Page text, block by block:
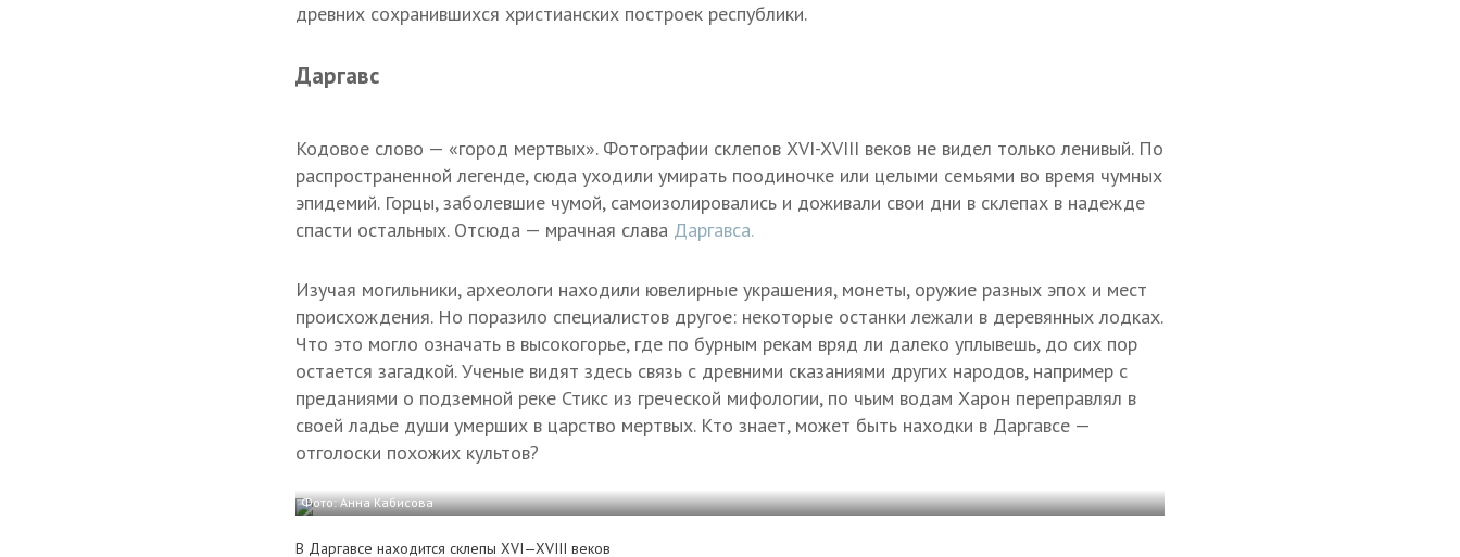
древних сохранившихся христианских построек республики.
Даргавс
Кодовое слово — «город мертвых». Фотографии склепов XVI-XVIII веков не видел только ленивый. По
распространенной легенде, сюда уходили умирать поодиночке или целыми семьями во время чумных
эпидемий. Горцы, заболевшие чумой, самоизолировались и доживали свои дни в склепах в надежде
спасти остальных. Отсюда — мрачная слава Даргавса.
Изучая могильники, археологи находили ювелирные украшения, монеты, оружие разных эпох и мест
происхождения. Но поразило специалистов другое: некоторые останки лежали в деревянных лодках.
Что это могло означать в высокогорье, где по бурным рекам вряд ли далеко уплывешь, до сих пор
остается загадкой. Ученые видят здесь связь с древними сказаниями других народов, например с
преданиями о подземной реке Стикс из греческой мифологии, по чьим водам Харон переправлял в
своей ладье души умерших в царство мертвых. Кто знает, может быть находки в Даргавсе —
отголоски похожих культов?
Фото: Анна Кабисова
В Даргавсе находится склепы XVI—XVIII веков